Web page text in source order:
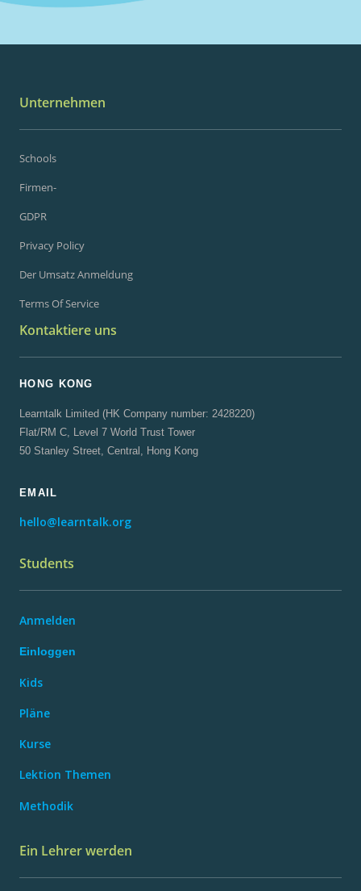
Unternehmen
Schools
Firmen-
GDPR
Privacy Policy
Der Umsatz Anmeldung
Terms Of Service
Kontaktiere uns
HONG KONG
Learntalk Limited (HK Company number: 2428220)
Flat/RM C, Level 7 World Trust Tower
50 Stanley Street, Central, Hong Kong
EMAIL
hello@learntalk.org
Students
Anmelden
Einloggen
Kids
Pläne
Kurse
Lektion Themen
Methodik
Ein Lehrer werden